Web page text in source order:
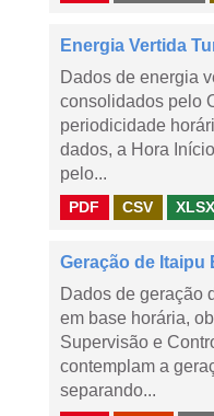
Energia Vertida
Dados de energia
consolidados pelo
periodicidade
dados, a Hora
pelo...
PDF CSV XLSX
Geração de Itaipu
Dados de geração
em base horária,
Supervisão e
contemplam a
separando...